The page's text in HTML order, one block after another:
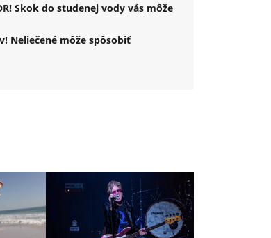
Skok do studenej vody vás môže
Neliečené môže spôsobiť